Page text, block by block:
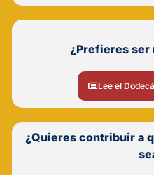
¿Prefieres ser
Lee el
¿Quieres contribuir a